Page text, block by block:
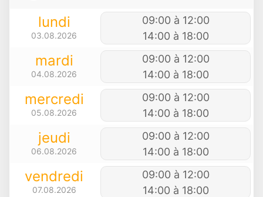
lundi
03.08.2026
09:00 à 12:00
14:00 à 18:00
mardi
04.08.2026
09:00 à 12:00
14:00 à 18:00
mercredi
05.08.2026
09:00 à 12:00
14:00 à 18:00
jeudi
06.08.2026
09:00 à 12:00
14:00 à 18:00
vendredi
07.08.2026
09:00 à 12:00
14:00 à 18:00